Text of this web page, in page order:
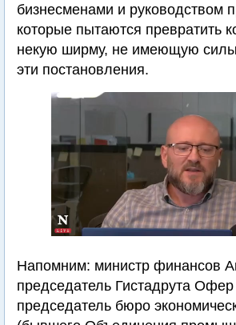
бизнесменами и руководством
которые пытаются превратить
некую ширму, не имеющую силы
эти постановления.
Напомним: министр финансов
председатель Гистадрута
председатель бюро